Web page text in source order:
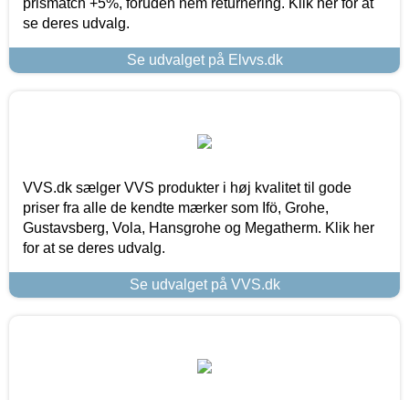
se deres udvalg.
Se udvalget på Elvvs.dk
VVS.dk sælger VVS produkter i høj kvalitet til gode
priser fra alle de kendte mærker som Ifö, Grohe,
Gustavsberg, Vola, Hansgrohe og Megatherm. Klik her
for at se deres udvalg.
Se udvalget på VVS.dk